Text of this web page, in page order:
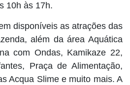
10h às 17h.
disponíveis as atrações das
além da área Aquática
com Ondas, Kamikaze 22,
Praça de Alimentação,
Acqua Slime e muito mais. A